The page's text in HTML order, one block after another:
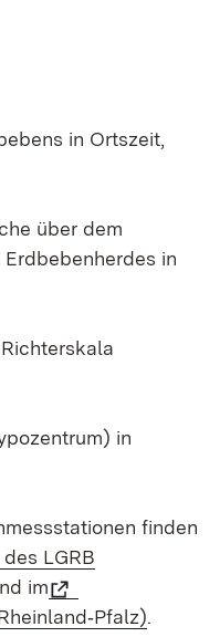
in Ortszeit,
über dem
in
in
finden
LGRB
im
.